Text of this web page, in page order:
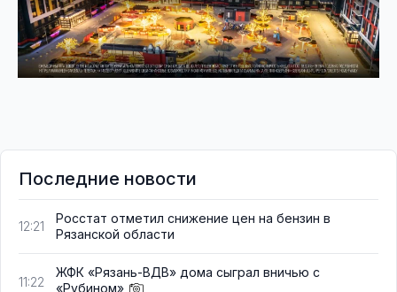
Последние новости
12:21
Росстат отметил снижение цен на бензин в
Рязанской области
11:22
ЖФК «Рязань-ВДВ» дома сыграл вничью с
«Рубином»